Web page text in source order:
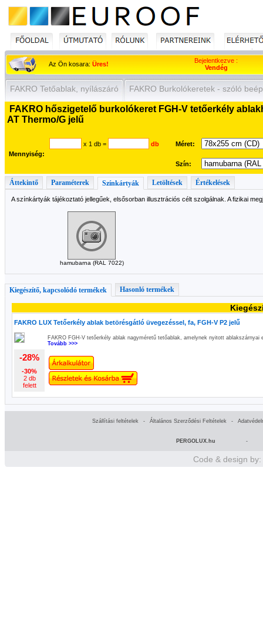
Az Ön kosara: Üres!
Bejelentkezve :
Vendég
FAKRO Tetőablak, nyílászáró FAKRO Burkolókeretek - szóló
FAKRO hőszigetelő burkolókeret FGH-V tetőerkély
AT Thermo/G jelű
Mennyiség:
x 1 db = db Méret:
Szín:
Áttekintő Paraméterek Színkártyák Letöltések Értékelések
A színkártyák tájékoztató jellegűek, elsősorban illusztrációs célt szolgálnak. A fizikai
hamubarna (RAL 7022)
Kiegészítő, kapcsolódó termékek Hasonló termékek
FAKRO LUX Tetőerkély ablak betörésgátló üvegezéssel, fa, FGH-V P2 jelű
FAKRO FGH-V tetőerkély ablak nagyméretű tetőablak, amelynek nyitott ablakszárnyai
Tovább >>>
-28%
-30%
2 db
felett
Szállítási feltételek - Általános Szerződési Feltételek -
PERGOLUX.hu -
Code & design by: